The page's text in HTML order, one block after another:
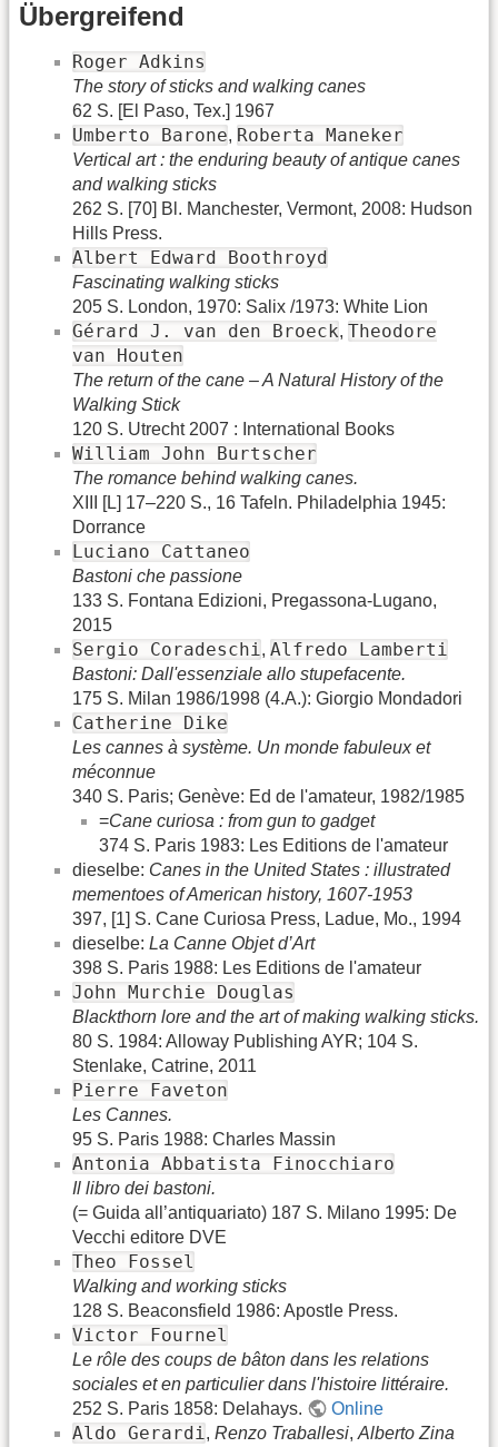
Übergreifend
Roger Adkins
The story of sticks and walking canes
62 S. [El Paso, Tex.] 1967
Umberto Barone, Roberta Maneker
Vertical art : the enduring beauty of antique canes
and walking sticks
262 S. [70] Bl. Manchester, Vermont, 2008: Hudson
Hills Press.
Albert Edward Boothroyd
Fascinating walking sticks
205 S. London, 1970: Salix /1973: White Lion
Gérard J. van den Broeck, Theodore
van Houten
The return of the cane – A Natural History of the
Walking Stick
120 S. Utrecht 2007 : International Books
William John Burtscher
The romance behind walking canes.
XIII [L] 17–220 S., 16 Tafeln. Philadelphia 1945:
Dorrance
Luciano Cattaneo
Bastoni che passione
133 S. Fontana Edizioni, Pregassona-Lugano,
2015
Sergio Coradeschi, Alfredo Lamberti
Bastoni: Dall'essenziale allo stupefacente.
175 S. Milan 1986/1998 (4.A.): Giorgio Mondadori
Catherine Dike
Les cannes à système. Un monde fabuleux et
méconnue
340 S. Paris; Genève: Ed de l'amateur, 1982/1985
=Cane curiosa : from gun to gadget
374 S. Paris 1983: Les Editions de l'amateur
dieselbe: Canes in the United States : illustrated
mementoes of American history, 1607-1953
397, [1] S. Cane Curiosa Press, Ladue, Mo., 1994
dieselbe: La Canne Objet d’Art
398 S. Paris 1988: Les Editions de l'amateur
John Murchie Douglas
Blackthorn lore and the art of making walking sticks.
80 S. 1984: Alloway Publishing AYR; 104 S.
Stenlake, Catrine, 2011
Pierre Faveton
Les Cannes.
95 S. Paris 1988: Charles Massin
Antonia Abbatista Finocchiaro
Il libro dei bastoni.
(= Guida all’antiquariato) 187 S. Milano 1995: De
Vecchi editore DVE
Theo Fossel
Walking and working sticks
128 S. Beaconsfield 1986: Apostle Press.
Victor Fournel
Le rôle des coups de bâton dans les relations
sociales et en particulier dans l'histoire littéraire.
252 S. Paris 1858: Delahays.
Online
Aldo Gerardi, Renzo Traballesi, Alberto Zina